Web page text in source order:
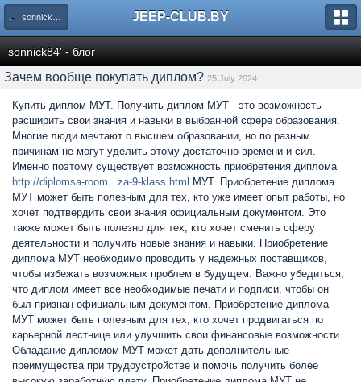
← sonnick84' - блог JEEP-CLUB.BY
sonnick84' - блог
Зачем вообще покупать диплом? 25 July 2024
Купить диплом МУТ. Получить диплом МУТ - это возможность
расширить свои знания и навыки в выбранной сфере образования.
Многие люди мечтают о высшем образовании, но по разным
причинам не могут уделить этому достаточно времени и сил.
Именно поэтому существует возможность приобретения диплома
http://diplomsa-room...za-9-klass.html
МУТ. Приобретение диплома
МУТ может быть полезным для тех, кто уже имеет опыт работы, но
хочет подтвердить свои знания официальным документом. Это
также может быть полезно для тех, кто хочет сменить сферу
деятельности и получить новые знания и навыки. Приобретение
диплома МУТ необходимо проводить у надежных поставщиков,
чтобы избежать возможных проблем в будущем. Важно убедиться,
что диплом имеет все необходимые печати и подписи, чтобы он
был признан официальным документом. Приобретение диплома
МУТ может быть полезным для тех, кто хочет продвигаться по
карьерной лестнице или улучшить свои финансовые возможности.
Обладание дипломом МУТ может дать дополнительные
преимущества при трудоустройстве и помочь получить более